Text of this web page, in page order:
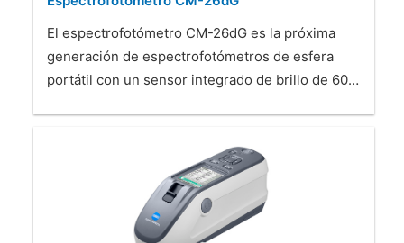
El espectrofotómetro CM-26dG es la próxima
generación de espectrofotómetros de esfera
portátil con un sensor integrado de brillo de 60…